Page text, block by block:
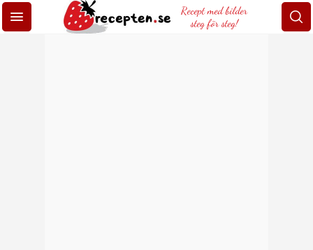
Recept med bilder
steg för steg!